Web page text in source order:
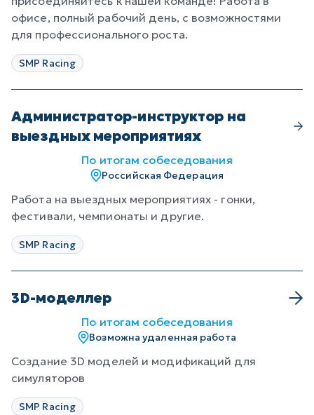
офисе, полный рабочий день, с возможностями
для профессионального роста.
SMP Racing
Администратор-инструктор на
выездных мероприятиях
По итогам собеседования
Российская Федерация
Работа на выездных мероприятиях - гонки,
фестивали, чемпионаты и другие.
SMP Racing
3D-моделлер
По итогам собеседования
Возможна удаленная работа
Создание 3D моделей и модификаций для
симуляторов
SMP Racing